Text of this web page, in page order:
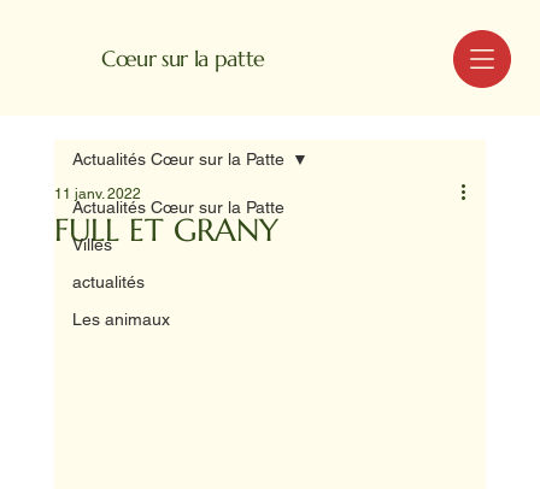
Cœur sur la patte MENU
Actualités Cœur sur la Patte
Villes
actualités
Les animaux
Actualités Cœur sur la Patte
FULL ET GRANY
11 janv. 2022